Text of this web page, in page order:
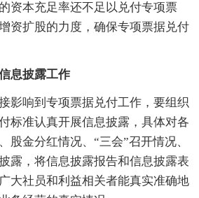
资本充足率还不足以兑付专项票
资扩股的力度，确保专项票据兑付
息披露工作
影响到专项票据兑付工作，要组织
标准认真开展信息披露，具体对各
股金分红情况、“三会”召开情况、
露，将信息披露报告和信息披露表
大社员和利益相关者能真实准确地